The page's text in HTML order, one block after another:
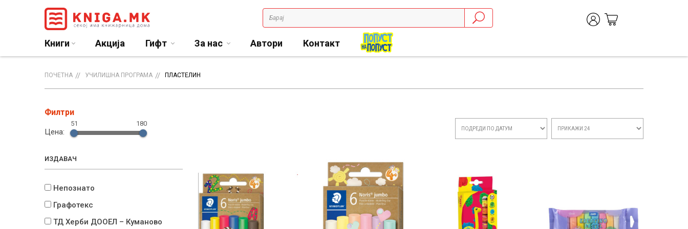
Книги Акција Гифт За нас Автори Контакт
ПОЧЕТНА УЧИЛИШНА ПРОГРАМА ПЛАСТЕЛИН
Филтри
Цена:
51 180
ИЗДАВАЧ
Непознато
Графотекс
ТД Херби ДООЕЛ – Куманово